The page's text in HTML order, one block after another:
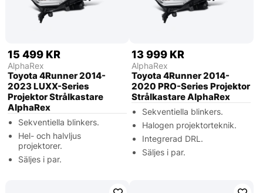
15 499 KR
AlphaRex
Toyota 4Runner 2014-
2023 LUXX-Series
Projektor Strålkastare
AlphaRex
Sekventiella blinkers.
Hel- och halvljus
projektorer.
Säljes i par.
13 999 KR
AlphaRex
Toyota 4Runner 2014-
2020 PRO-Series Projektor
Strålkastare AlphaRex
Sekventiella blinkers.
Halogen projektorteknik.
Integrerad DRL.
Säljes i par.